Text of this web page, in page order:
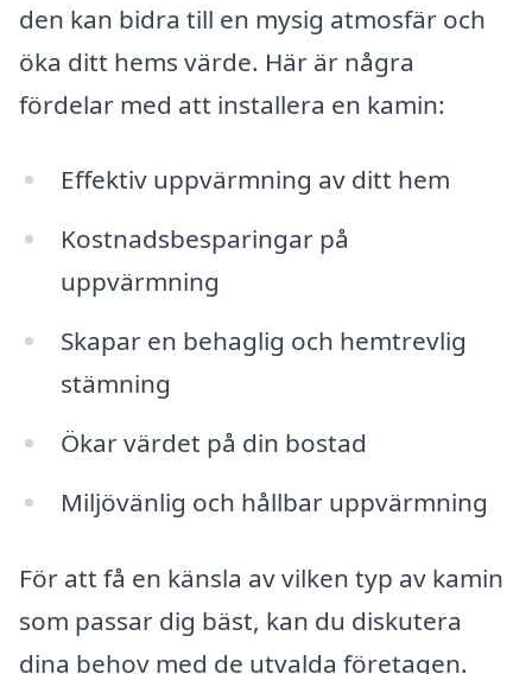
den kan bidra till en mysig atmosfär och
öka ditt hems värde. Här är några
fördelar med att installera en kamin:
Effektiv uppvärmning av ditt hem
Kostnadsbesparingar på
uppvärmning
Skapar en behaglig och hemtrevlig
stämning
Ökar värdet på din bostad
Miljövänlig och hållbar uppvärmning
För att få en känsla av vilken typ av kamin
som passar dig bäst, kan du diskutera
dina behov med de utvalda företagen.